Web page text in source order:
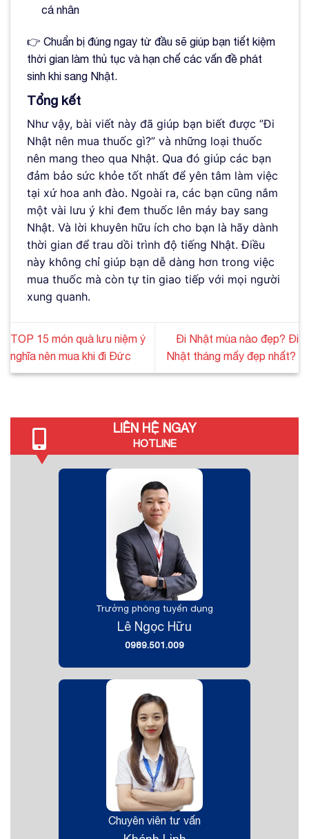
cá nhân
👉 Chuẩn bị đúng ngay từ đầu sẽ giúp bạn tiết kiệm
thời gian làm thủ tục và hạn chế các vấn đề phát
sinh khi sang Nhật.
Tổng kết
Như vậy, bài viết này đã giúp bạn biết được ”Đi
Nhật nên mua thuốc gì?” và những loại thuốc
nên mang theo qua Nhật. Qua đó giúp các bạn
đảm bảo sức khỏe tốt nhất để yên tâm làm việc
tại xứ hoa anh đào. Ngoài ra, các bạn cũng nắm
một vài lưu ý khi đem thuốc lên máy bay sang
Nhật. Và lời khuyên hữu ích cho bạn là hãy dành
thời gian để trau dồi trình độ tiếng Nhật. Điều
này không chỉ giúp bạn dễ dàng hơn trong việc
mua thuốc mà còn tự tin giao tiếp với mọi người
xung quanh.
TOP 15 món quà lưu niệm ý
nghĩa nên mua khi đi Đức
Đi Nhật mùa nào đẹp? Đi
Nhật tháng mấy đẹp nhất?
LIÊN HỆ NGAY
HOTLINE
Trưởng phòng tuyển dụng
Lê Ngọc Hữu
0989.501.009
Chuyên viên tư vấn